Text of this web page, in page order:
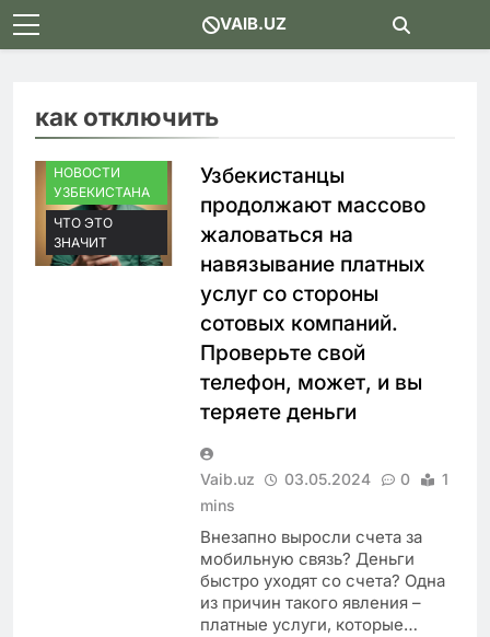
Skip
to
VAIB.UZ
как отключить
НОВОСТИ
УЗБЕКИСТАНА
ЧТО ЭТО
ЗНАЧИТ
Узбекистанцы
продолжают массово
жаловаться на
навязывание платных
услуг со стороны
сотовых компаний.
Проверьте свой
телефон, может, и вы
теряете деньги
Vaib.uz 03.05.2024 0
1
mins
Внезапно выросли счета за
мобильную связь? Деньги
быстро уходят со счета? Одна
из причин такого явления –
платные услуги, которые…